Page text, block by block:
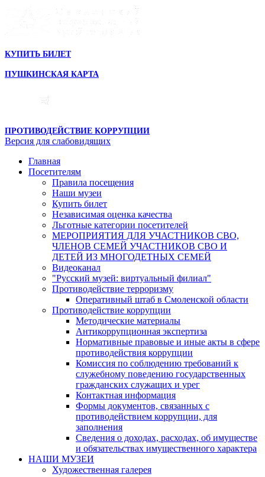
КУПИТЬ БИЛЕТ
ПУШКИНСКАЯ КАРТА
ПРОТИВОДЕЙСТВИЕ КОРРУПЦИИ
Версия для слабовидящих
Главная
Посетителям
Правила посещения
Наши музеи
Купить билет
Независимая оценка качества
Льготные категории посетителей
МЕРОПРИЯТИЯ ДЛЯ УЧАСТНИКОВ СВО,
ЧЛЕНОВ СЕМЕЙ УЧАСТНИКОВ СВО И
ДЕТЕЙ ИЗ МНОГОДЕТНЫХ СЕМЕЙ
Видеоканал
"Русский музей: виртуальный филиал"
Противодействие терроризму
Оперативный штаб в Смоленской области
Противодействие коррупции
Методические материалы
Антикоррупционная экспертиза
Нормативные правовые и иные акты в сфере
противодействия коррупции
Комиссия по соблюдению требований к
служебному поведению государственных
гражданских служащих и урег
Контактная информация
Формы документов, связанных с
противодействием коррупции, для
заполнения
Сведения о доходах, расходах, об имуществе
и обязательствах имущественного характера
НАШИ МУЗЕИ
Художественная галерея